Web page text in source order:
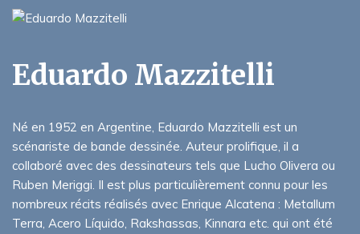
Eduardo Mazzitelli
Né en 1952 en Argentine, Eduardo Mazzitelli est un
scénariste de bande dessinée. Auteur prolifique, il a
collaboré avec des dessinateurs tels que Lucho Olivera ou
Ruben Meriggi. Il est plus particulièrement connu pour les
nombreux récits réalisés avec Enrique Alcatena : Metallum
Terra, Acero Líquido, Rakshassas, Kinnara etc. qui ont été